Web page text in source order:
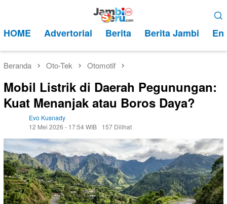
kontenMobile
HOME Advertorial Berita Berita Jambi
Beranda Oto-Tek Otomotif
Mobil Listrik di Daerah Pegunungan:
Kuat Menanjak atau Boros Daya?
Evo Kusnady
12 Mei 2026 - 17:54 WIB
157 Dilihat